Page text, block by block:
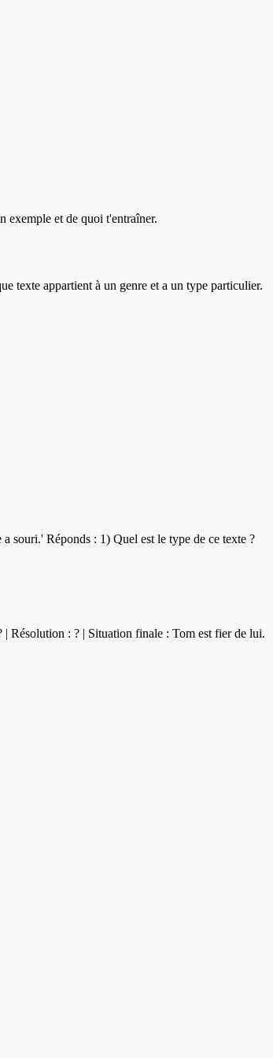
exemple et de quoi t'entraîner.
texte appartient à un genre et a un type particulier.
souri.' Réponds : 1) Quel est le type de ce texte ?
Résolution : ? | Situation finale : Tom est fier de lui.